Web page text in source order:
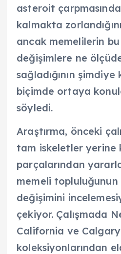
asteroit
kalmakta
ancak memelilerin
değişimlere ne
sağladığının
biçimde ortaya
söyledi.
Araştırma, önceki
tam iskeletler yerine
parçalarından
memeli topluluğunun
değişimini
çekiyor. Çalışmada
California ve
koleksiyonlarından